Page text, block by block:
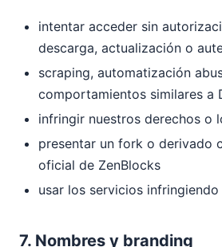
intentar acceder sin
descarga, actualización o
scraping, automatización
comportamientos similares a
infringir nuestros derechos o
presentar un fork o derivado
oficial de ZenBlocks
usar los servicios
7. Nombres y branding